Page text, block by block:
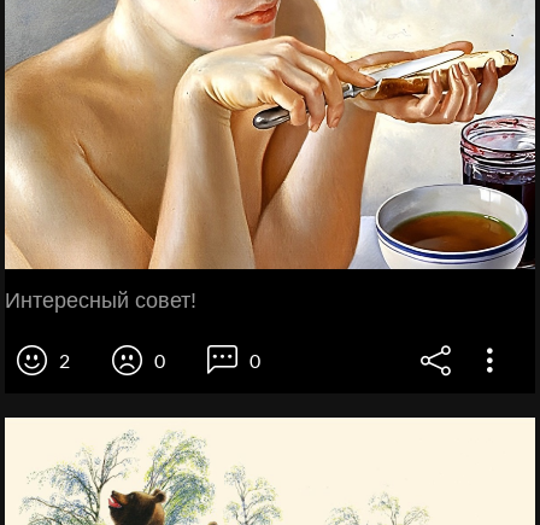
Интересный совет!
2 0 0